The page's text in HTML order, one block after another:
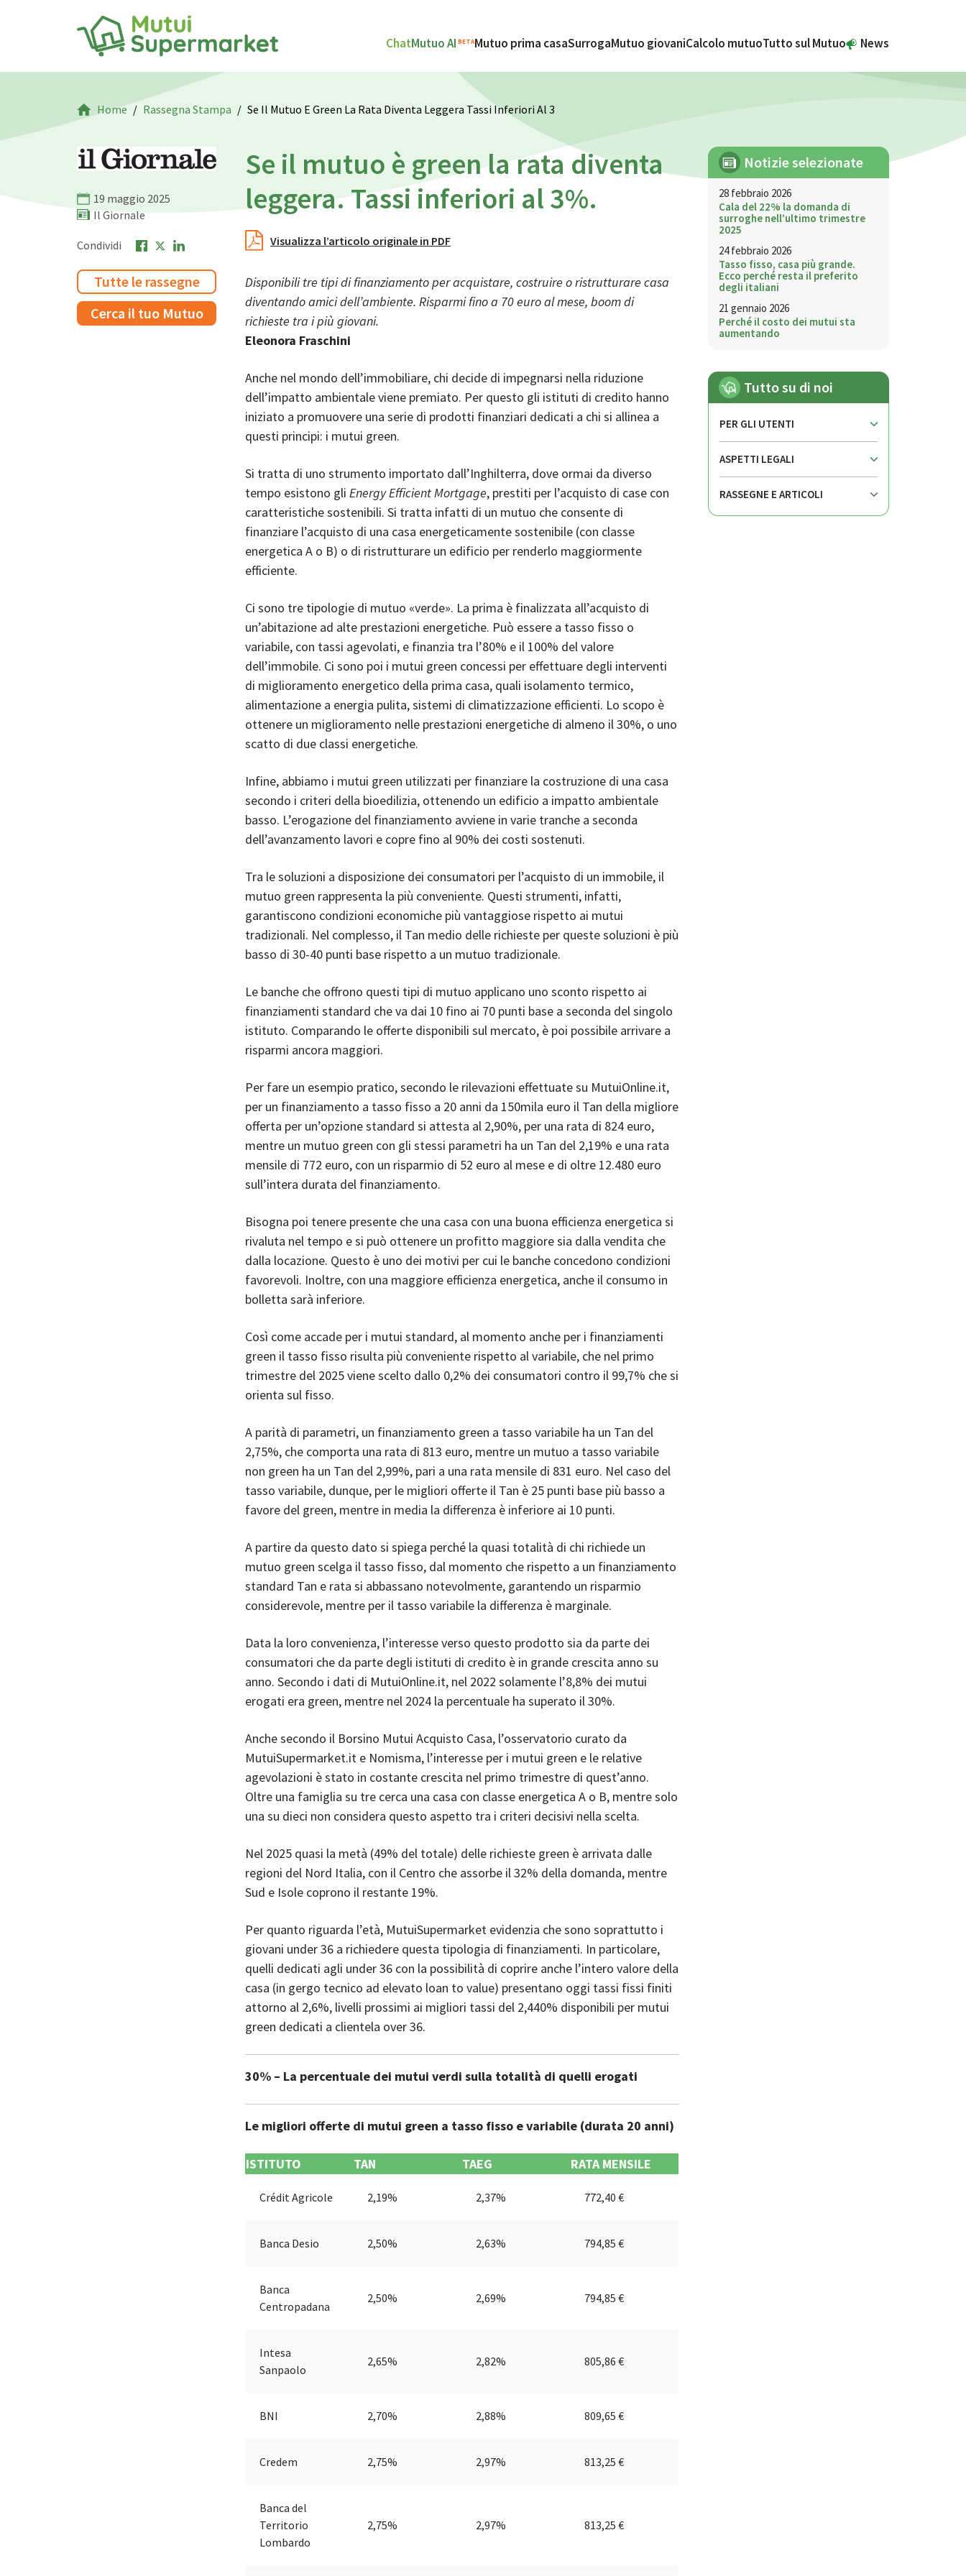
ChatMutuo AI BETAMutuo prima casaSurrogaMutuo giovaniCalcolo mutuoTutto sul Mutuo News
Home Rassegna Stampa Se Il Mutuo E Green La Rata Diventa Leggera Tassi Inferiori Al 3
19 maggio 2025
Il Giornale
Condividi
Tutte le rassegne
Cerca il tuo Mutuo
Se il mutuo è green la rata diventa
leggera. Tassi inferiori al 3%.
Visualizza l’articolo originale in PDF
Disponibili tre tipi di finanziamento per acquistare, costruire o ristrutturare casa
diventando amici dell’ambiente. Risparmi fino a 70 euro al mese, boom di
richieste tra i più giovani.
Eleonora Fraschini
Anche nel mondo dell’immobiliare, chi decide di impegnarsi nella riduzione
dell’impatto ambientale viene premiato. Per questo gli istituti di credito hanno
iniziato a promuovere una serie di prodotti finanziari dedicati a chi si allinea a
questi principi: i mutui green.
Si tratta di uno strumento importato dall’Inghilterra, dove ormai da diverso
tempo esistono gli Energy Efficient Mortgage, prestiti per l’acquisto di case con
caratteristiche sostenibili. Si tratta infatti di un mutuo che consente di
finanziare l’acquisto di una casa energeticamente sostenibile (con classe
energetica A o B) o di ristrutturare un edificio per renderlo maggiormente
efficiente.
Ci sono tre tipologie di mutuo «verde». La prima è finalizzata all’acquisto di
un’abitazione ad alte prestazioni energetiche. Può essere a tasso fisso o
variabile, con tassi agevolati, e finanzia tra l’80% e il 100% del valore
dell’immobile. Ci sono poi i mutui green concessi per effettuare degli interventi
di miglioramento energetico della prima casa, quali isolamento termico,
alimentazione a energia pulita, sistemi di climatizzazione efficienti. Lo scopo è
ottenere un miglioramento nelle prestazioni energetiche di almeno il 30%, o uno
scatto di due classi energetiche.
Infine, abbiamo i mutui green utilizzati per finanziare la costruzione di una casa
secondo i criteri della bioedilizia, ottenendo un edificio a impatto ambientale
basso. L’erogazione del finanziamento avviene in varie tranche a seconda
dell’avanzamento lavori e copre fino al 90% dei costi sostenuti.
Tra le soluzioni a disposizione dei consumatori per l’acquisto di un immobile, il
mutuo green rappresenta la più conveniente. Questi strumenti, infatti,
garantiscono condizioni economiche più vantaggiose rispetto ai mutui
tradizionali. Nel complesso, il Tan medio delle richieste per queste soluzioni è più
basso di 30-40 punti base rispetto a un mutuo tradizionale.
Le banche che offrono questi tipi di mutuo applicano uno sconto rispetto ai
finanziamenti standard che va dai 10 fino ai 70 punti base a seconda del singolo
istituto. Comparando le offerte disponibili sul mercato, è poi possibile arrivare a
risparmi ancora maggiori.
Per fare un esempio pratico, secondo le rilevazioni effettuate su MutuiOnline.it,
per un finanziamento a tasso fisso a 20 anni da 150mila euro il Tan della migliore
offerta per un’opzione standard si attesta al 2,90%, per una rata di 824 euro,
mentre un mutuo green con gli stessi parametri ha un Tan del 2,19% e una rata
mensile di 772 euro, con un risparmio di 52 euro al mese e di oltre 12.480 euro
sull’intera durata del finanziamento.
Bisogna poi tenere presente che una casa con una buona efficienza energetica si
rivaluta nel tempo e si può ottenere un profitto maggiore sia dalla vendita che
dalla locazione. Questo è uno dei motivi per cui le banche concedono condizioni
favorevoli. Inoltre, con una maggiore efficienza energetica, anche il consumo in
bolletta sarà inferiore.
Così come accade per i mutui standard, al momento anche per i finanziamenti
green il tasso fisso risulta più conveniente rispetto al variabile, che nel primo
trimestre del 2025 viene scelto dallo 0,2% dei consumatori contro il 99,7% che si
orienta sul fisso.
A parità di parametri, un finanziamento green a tasso variabile ha un Tan del
2,75%, che comporta una rata di 813 euro, mentre un mutuo a tasso variabile
non green ha un Tan del 2,99%, pari a una rata mensile di 831 euro. Nel caso del
tasso variabile, dunque, per le migliori offerte il Tan è 25 punti base più basso a
favore del green, mentre in media la differenza è inferiore ai 10 punti.
A partire da questo dato si spiega perché la quasi totalità di chi richiede un
mutuo green scelga il tasso fisso, dal momento che rispetto a un finanziamento
standard Tan e rata si abbassano notevolmente, garantendo un risparmio
considerevole, mentre per il tasso variabile la differenza è marginale.
Data la loro convenienza, l’interesse verso questo prodotto sia da parte dei
consumatori che da parte degli istituti di credito è in grande crescita anno su
anno. Secondo i dati di MutuiOnline.it, nel 2022 solamente l’8,8% dei mutui
erogati era green, mentre nel 2024 la percentuale ha superato il 30%.
Anche secondo il Borsino Mutui Acquisto Casa, l’osservatorio curato da
MutuiSupermarket.it e Nomisma, l’interesse per i mutui green e le relative
agevolazioni è stato in costante crescita nel primo trimestre di quest’anno.
Oltre una famiglia su tre cerca una casa con classe energetica A o B, mentre solo
una su dieci non considera questo aspetto tra i criteri decisivi nella scelta.
Nel 2025 quasi la metà (49% del totale) delle richieste green è arrivata dalle
regioni del Nord Italia, con il Centro che assorbe il 32% della domanda, mentre
Sud e Isole coprono il restante 19%.
Per quanto riguarda l’età, MutuiSupermarket evidenzia che sono soprattutto i
giovani under 36 a richiedere questa tipologia di finanziamenti. In particolare,
quelli dedicati agli under 36 con la possibilità di coprire anche l’intero valore della
casa (in gergo tecnico ad elevato loan to value) presentano oggi tassi fissi finiti
attorno al 2,6%, livelli prossimi ai migliori tassi del 2,440% disponibili per mutui
green dedicati a clientela over 36.
30% – La percentuale dei mutui verdi sulla totalità di quelli erogati
Le migliori offerte di mutui green a tasso fisso e variabile (durata 20 anni)
ISTITUTO TAN TAEG RATA MENSILE
Crédit Agricole 2,19% 2,37% 772,40 €
Banca Desio 2,50% 2,63% 794,85 €
Banca
Centropadana
2,50% 2,69% 794,85 €
Intesa
Sanpaolo
2,65% 2,82% 805,86 €
BNI 2,70% 2,88% 809,65 €
Credem 2,75% 2,97% 813,25 €
Banca del
Territorio
Lombardo
2,75% 2,97% 813,25 €
Notizie selezionate
28 febbraio 2026
Cala del 22% la domanda di
surroghe nell’ultimo trimestre
2025
24 febbraio 2026
Tasso fisso, casa più grande.
Ecco perché resta il preferito
degli italiani
21 gennaio 2026
Perché il costo dei mutui sta
aumentando
Tutto su di noi
PER GLI UTENTI
ASPETTI LEGALI
RASSEGNE E ARTICOLI